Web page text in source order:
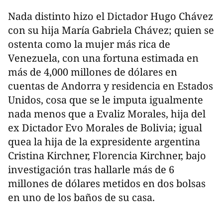
Nada distinto hizo el Dictador Hugo Chávez
con su hija María Gabriela Chávez; quien se
ostenta como la mujer más rica de
Venezuela, con una fortuna estimada en
más de 4,000 millones de dólares en
cuentas de Andorra y residencia en Estados
Unidos, cosa que se le imputa igualmente
nada menos que a Evaliz Morales, hija del
ex Dictador Evo Morales de Bolivia; igual
quea la hija de la expresidente argentina
Cristina Kirchner, Florencia Kirchner, bajo
investigación tras hallarle más de 6
millones de dólares metidos en dos bolsas
en uno de los baños de su casa.